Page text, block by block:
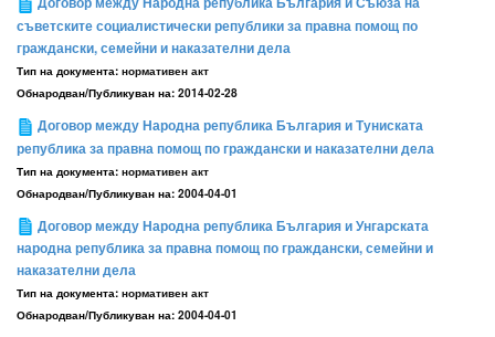
съветските социалистически републики за правна помощ по
граждански, семейни и наказателни дела
Тип на документа: нормативен акт
Обнародван/Публикуван на: 2014-02-28
Договор между Народна република България и Туниската
република за правна помощ по граждански и наказателни дела
Тип на документа: нормативен акт
Обнародван/Публикуван на: 2004-04-01
Договор между Народна република България и Унгарската
народна република за правна помощ по граждански, семейни и
наказателни дела
Тип на документа: нормативен акт
Обнародван/Публикуван на: 2004-04-01